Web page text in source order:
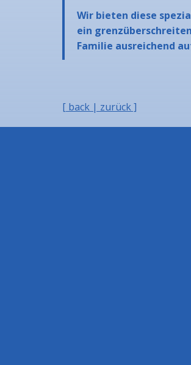
Wir bieten diese
ein
Familie ausreichend
[ back | zurück ]